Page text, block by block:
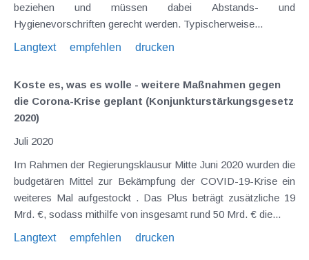
beziehen und müssen dabei Abstands- und
Hygienevorschriften gerecht werden. Typischerweise...
Langtext
empfehlen drucken
Koste es, was es wolle - weitere Maßnahmen gegen
die Corona-Krise geplant (Konjunkturstärkungsgesetz
2020)
Juli 2020
Im Rahmen der Regierungsklausur Mitte Juni 2020 wurden die
budgetären Mittel zur Bekämpfung der COVID-19-Krise ein
weiteres Mal aufgestockt . Das Plus beträgt zusätzliche 19
Mrd. €, sodass mithilfe von insgesamt rund 50 Mrd. € die...
Langtext
empfehlen drucken